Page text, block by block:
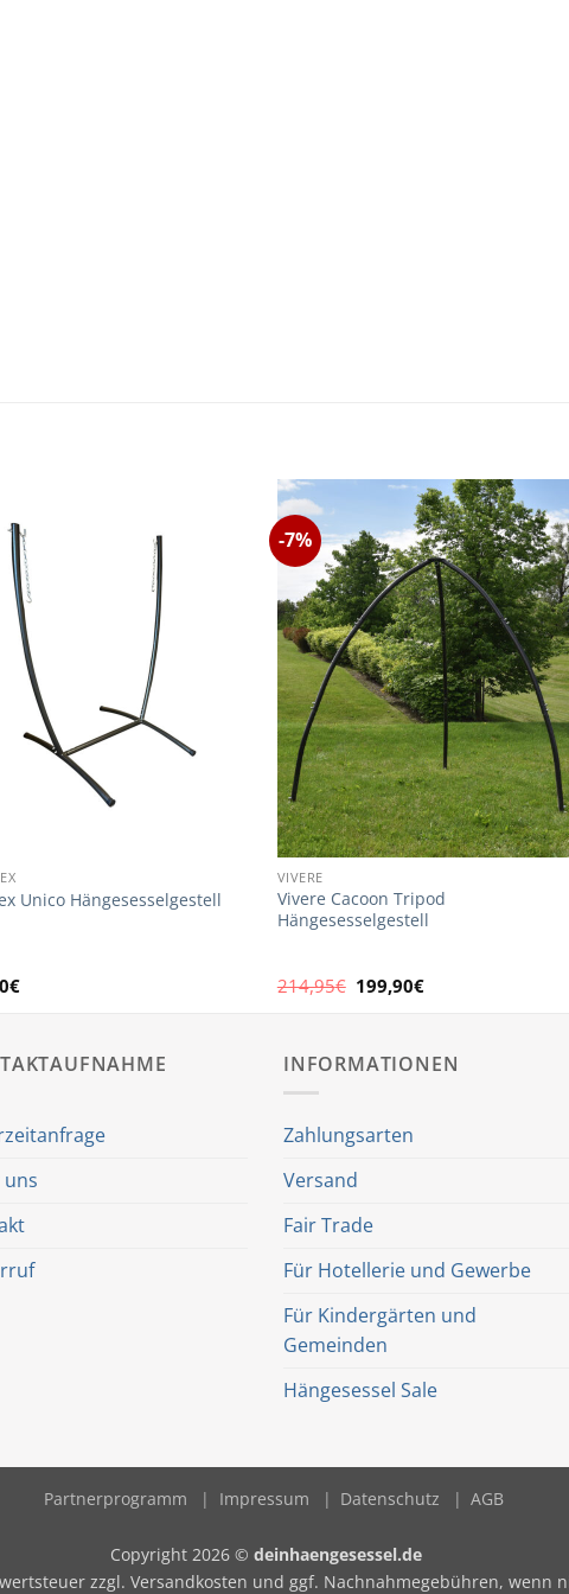
Unico Hängesesselgestell
€
-7%
VIVERE
Vivere Cacoon Tripod
Hängesesselgestell
214,95€ Ursprünglicher
Preis
199,90€Aktueller
INFORMATIONEN
Zahlungsarten
Versand
Fair Trade
Für Hotellerie und Gewerbe
Für Kindergärten und
Gemeinden
Hängesessel Sale
Partnerprogramm Impressum Datenschutz AGB
Copyright 2026 © deinhaengesessel.de
zzgl. Versandkosten und ggf. Nachnahmegebühren, wenn